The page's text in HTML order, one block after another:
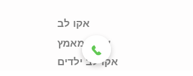
אקו לב
אקו במאמץ
אקו לב ילדים